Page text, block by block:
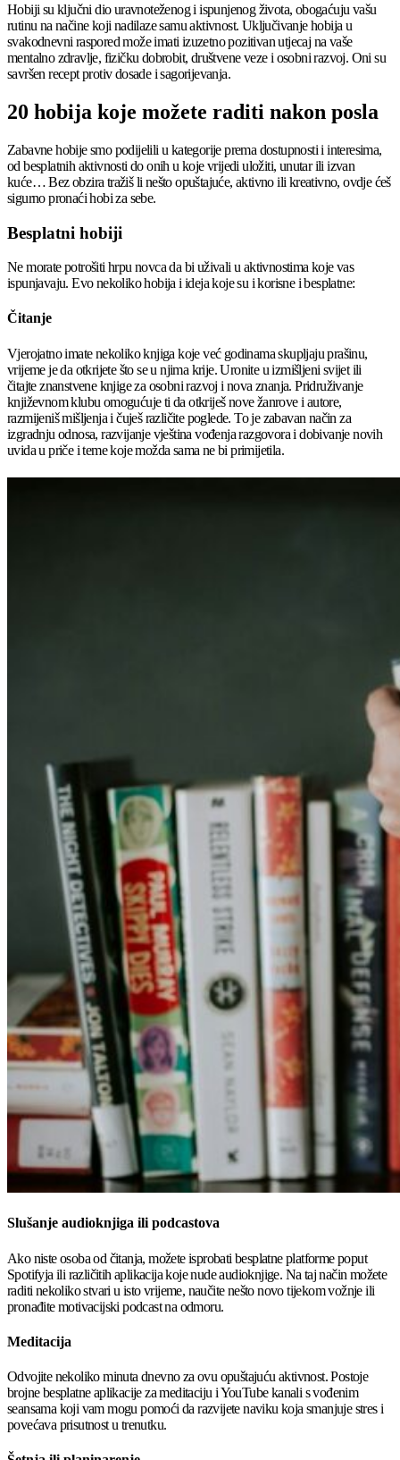
Hobiji su ključni dio uravnoteženog i ispunjenog života, obogaćuju vašu
rutinu na načine koji nadilaze samu aktivnost. Uključivanje hobija u
svakodnevni raspored može imati izuzetno pozitivan utjecaj na vaše
mentalno zdravlje, fizičku dobrobit, društvene veze i osobni razvoj. Oni su
savršen recept protiv dosade i sagorijevanja.
20 hobija koje možete raditi nakon posla
Zabavne hobije smo podijelili u kategorije prema dostupnosti i interesima,
od besplatnih aktivnosti do onih u koje vrijedi uložiti, unutar ili izvan
kuće… Bez obzira tražiš li nešto opuštajuće, aktivno ili kreativno, ovdje ćeš
sigurno pronaći hobi za sebe.
Besplatni hobiji
Ne morate potrošiti hrpu novca da bi uživali u aktivnostima koje vas
ispunjavaju. Evo nekoliko hobija i ideja koje su i korisne i besplatne:
Čitanje
Vjerojatno imate nekoliko knjiga koje već godinama skupljaju prašinu,
vrijeme je da otkrijete što se u njima krije. Uronite u izmišljeni svijet ili
čitajte znanstvene knjige za osobni razvoj i nova znanja. Pridruživanje
književnom klubu omogućuje ti da otkriješ nove žanrove i autore,
razmijeniš mišljenja i čuješ različite poglede. To je zabavan način za
izgradnju odnosa, razvijanje vještina vođenja razgovora i dobivanje novih
uvida u priče i teme koje možda sama ne bi primijetila.
Slušanje audioknjiga ili podcastova
Ako niste osoba od čitanja, možete isprobati besplatne platforme poput
Spotifyja ili različitih aplikacija koje nude audioknjige. Na taj način možete
raditi nekoliko stvari u isto vrijeme, naučite nešto novo tijekom vožnje ili
pronađite motivacijski podcast na odmoru.
Meditacija
Odvojite nekoliko minuta dnevno za ovu opuštajuću aktivnost. Postoje
brojne besplatne aplikacije za meditaciju i YouTube kanali s vođenim
seansama koji vam mogu pomoći da razvijete naviku koja smanjuje stres i
povećava prisutnost u trenutku.